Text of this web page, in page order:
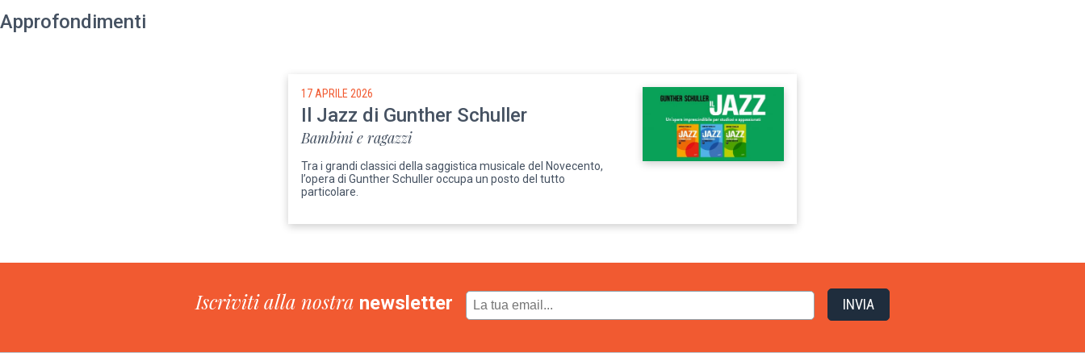
Approfondimenti
17 APRILE 2026
Il Jazz di Gunther Schuller
Bambini e ragazzi
Tra i grandi classici della saggistica musicale del Novecento,
l’opera di Gunther Schuller occupa un posto del tutto
particolare.
Iscriviti alla nostra newsletter